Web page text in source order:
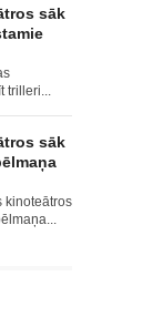
sāk
trilleri...
sāk
kinoteātros